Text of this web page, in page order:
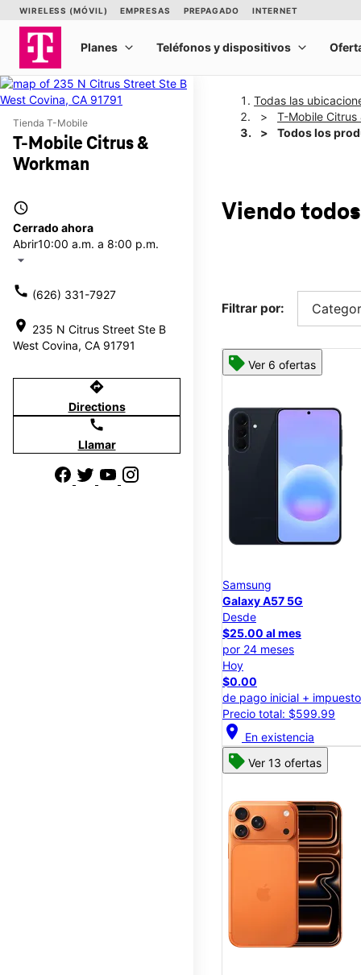
Tienda T-Mobile
T-Mobile Citrus &
Workman
access_time
Cerrado ahora
Abrir10:00 a.m. a 8:00 p.m.
arrow_drop_down
call (626) 331-7927
location_on 235 N Citrus Street Ste B
West Covina, CA 91791
directions
Directions
call
Llamar
Todas las
T-Mobile Citrus
Todos los
Viendo
Filtrar por:
Ver 6 ofertas
Samsung
Galaxy A57 5G
Desde
$25.00 al mes
por 24 meses
Hoy
$0.00
de pago inicial +
Precio total: $599.99
location_on En existencia
Ver 13 ofertas